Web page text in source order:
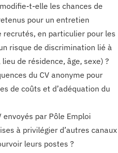
t-elle les chances de
pour un entretien
recrutés, en particulier pour les
risque de discrimination lié à
de résidence, âge, sexe) ?
du CV anonyme pour
de coûts et d’adéquation du
envoyés par Pôle Emploi
à privilégier d’autres canaux
leurs postes ?